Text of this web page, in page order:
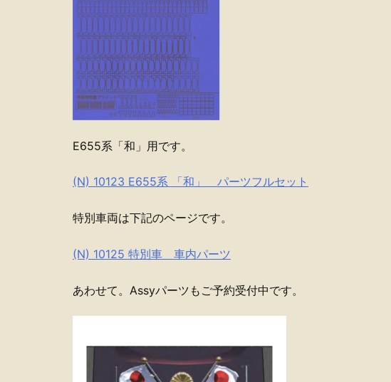
E655系「和」用です。
(N) 10123 E655系 「和」 パーツフルセット
特別車両は下記のページです。
(N) 10125 特別車 車内パーツ
あわせて。Assyパーツもご予約受付中です。